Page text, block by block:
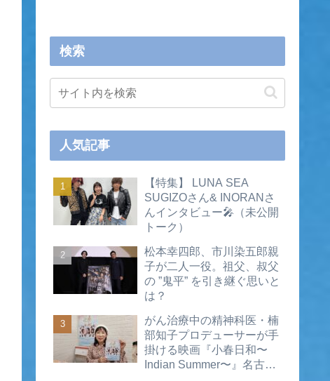
検索
人気記事
【特集】 LUNA SEA
SUGIZOさん& INORANさ
んインタビュー🎤（未公開
トーク）
松本幸四郎、市川染五郎親
子が二人一役。祖父、叔父
の ”鬼平” を引き継ぐ思いと
は？
がん治療中の精神科医・楠
部知子プロデューサーが手
掛ける映画『小春日和〜
Indian Summer〜』名古屋